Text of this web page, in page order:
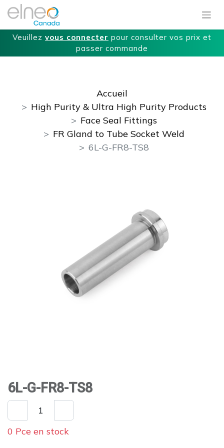
Veuillez vous connecter pour consulter vos prix et
passer commande
Accueil
High Purity & Ultra High Purity Products
Face Seal Fittings
FR Gland to Tube Socket Weld
6L-G-FR8-TS8
6L-G-FR8-TS8
0 Pce en stock